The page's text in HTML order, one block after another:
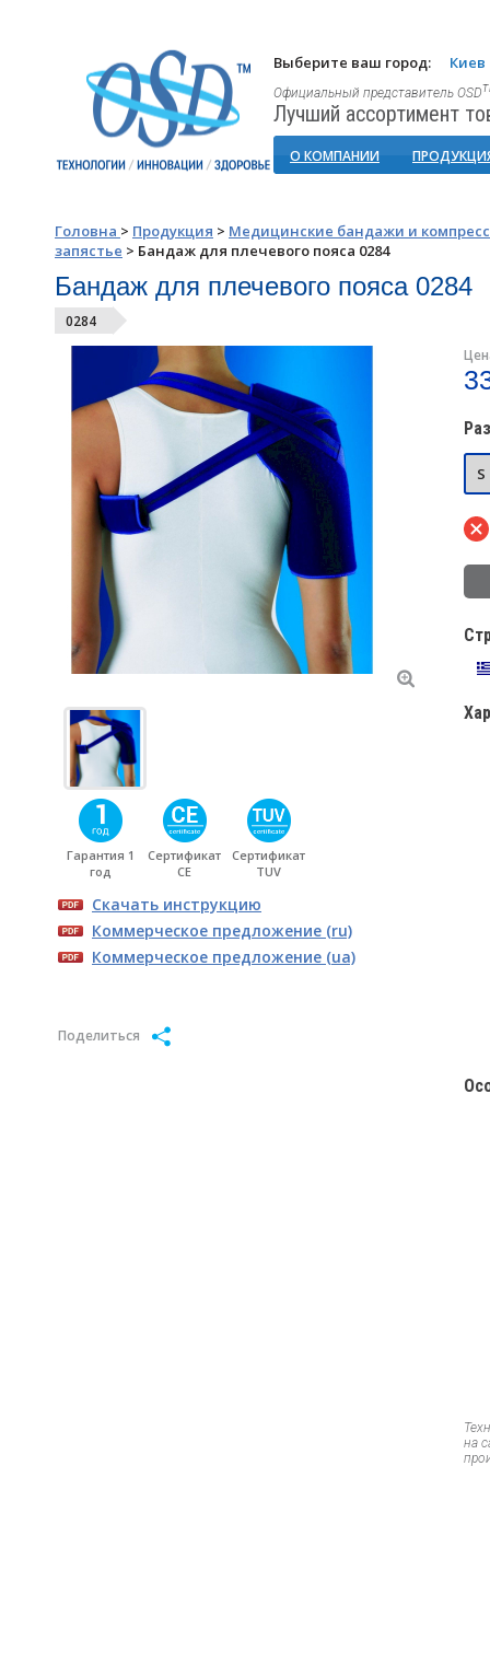
Выберите ваш город: Киев
Официальный представитель OSD
Лучший ассортимент
О КОМПАНИИ
Головна > Продукция > Медицинские бандажи и
запястье > Бандаж для плечевого пояса 0284
Бандаж для плечевого пояса 0284
0284
Гарантия 1
год
Сертификат
CE
Сертификат
TUV
Скачать инструкцию
Коммерческое предложение (ru)
Коммерческое предложение (ua)
Поделиться
S
на